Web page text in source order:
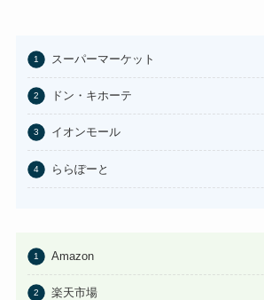
東京バナナはどこ
Amazonで買える
スーパーマーケット
ドン・キホーテ
イオンモール
ららぽーと
Amazon
楽天市場